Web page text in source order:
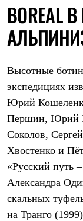
BOREAL
Высотные
экспедициях
Юрий
Першин, Юрий
Соколов,
Хвостенко и
«Русский путь
Александра
скальных
на Транго